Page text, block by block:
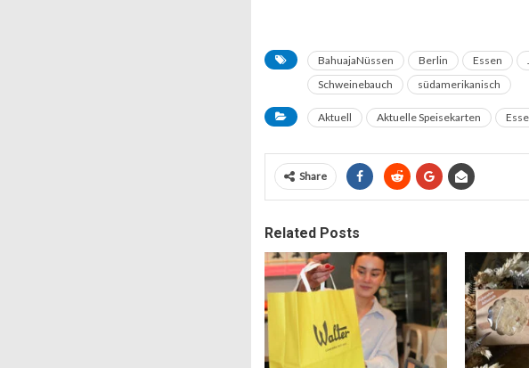
BahuajaNüssen Berlin Essen
Schweinebauch
südamerikanisch
Aktuell Aktuelle Speisekarten
Share
Related Posts